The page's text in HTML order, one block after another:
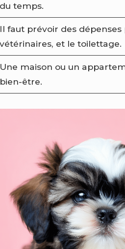
du temps.
Il faut prévoir des
vétérinaires, et le toilettage.
Une maison ou un
bien-être.